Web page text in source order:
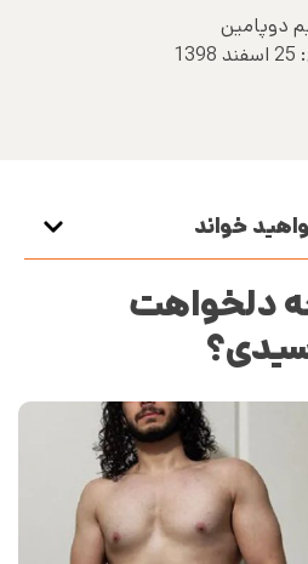
دوپامین
25 اسفند 1398
خواند
دلخواهت